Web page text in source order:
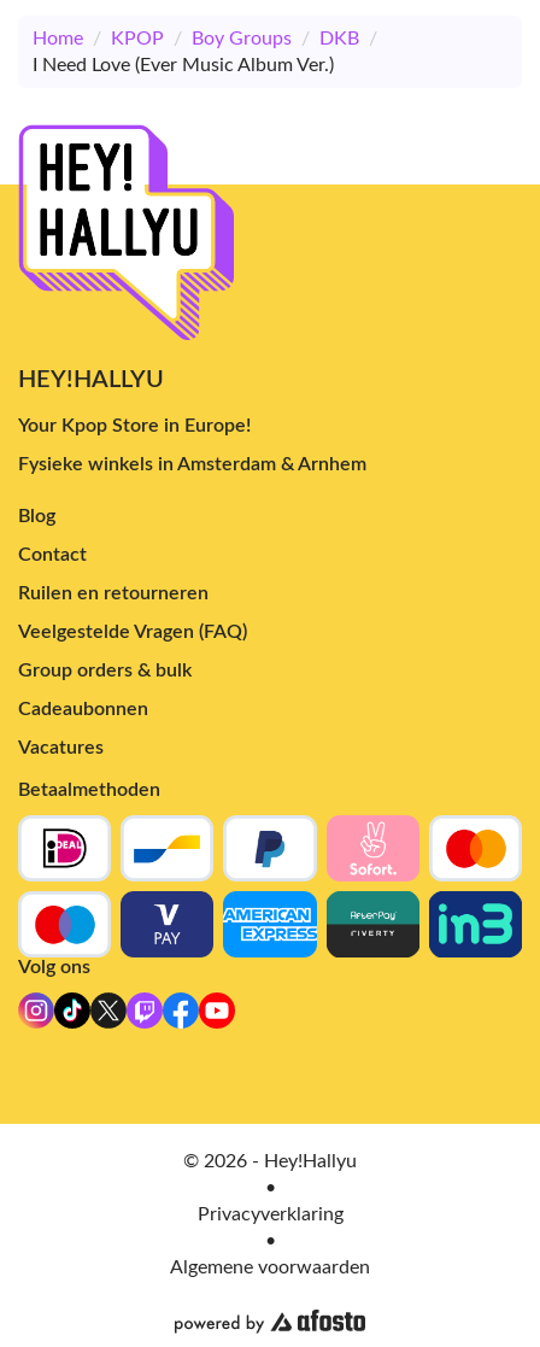
Home / KPOP / Boy Groups / DKB
/
I Need Love (Ever Music Album Ver.)
HEY!HALLYU
Your Kpop Store in Europe!
Fysieke winkels in Amsterdam & Arnhem
Blog
Contact
Ruilen en retourneren
Veelgestelde Vragen (FAQ)
Group orders & bulk
Cadeaubonnen
Vacatures
Betaalmethoden
Volg ons
© 2026 - Hey!Hallyu
•
Privacyverklaring
•
Algemene voorwaarden